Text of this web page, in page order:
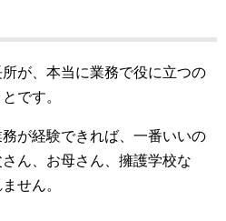
が、本当に業務で役に立つの
です。
が経験できれば、一番いいの
ん、お母さん、擁護学校な
せん。